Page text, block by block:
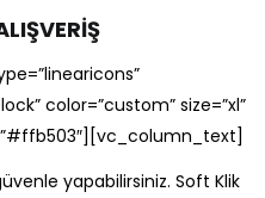
color=”custom” size=”xl”
yapabilirsiniz. Soft Klik